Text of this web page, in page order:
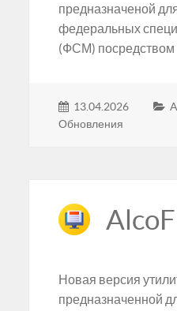
предназначеной
федеральных
(ФСМ) посредством
13.04.2026
Обновления
Новая версия
предназначенной